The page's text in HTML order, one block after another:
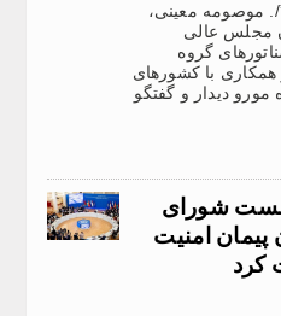
/”خاور”/. موصومه معینی،
مجلس عالی
گروه
با کشورهای
دیدار و گفتگو
شورای
پیمان امنیت
کرد